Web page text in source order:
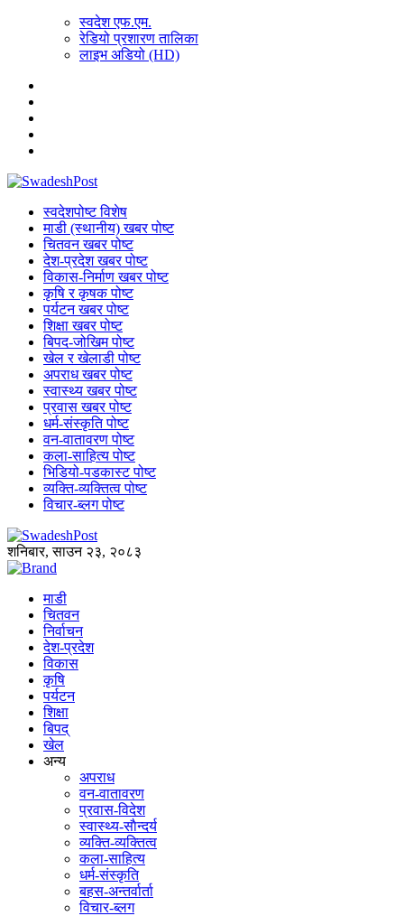
स्वदेश एफ.एम.
रेडियो प्रशारण तालिका
लाइभ अडियो (HD)
स्वदेशपोष्ट विशेष
माडी (स्थानीय) खबर पोष्ट
चितवन खबर पोष्ट
देश-प्रदेश खबर पोष्ट
विकास-निर्माण खबर पोष्ट
कृषि र कृषक पोष्ट
पर्यटन खबर पोष्ट
शिक्षा खबर पोष्ट
बिपद-जोखिम पोष्ट
खेल र खेलाडी पोष्ट
अपराध खबर पोष्ट
स्वास्थ्य खबर पोष्ट
प्रवास खबर पोष्ट
धर्म-संस्कृति पोष्ट
वन-वातावरण पोष्ट
कला-साहित्य पोष्ट
भिडियो-पडकास्ट पोष्ट
व्यक्ति-व्यक्तित्व पोष्ट
विचार-ब्लग पोष्ट
शनिबार, साउन २३, २०८३
माडी
चितवन
निर्वाचन
देश-प्रदेश
विकास
कृषि
पर्यटन
शिक्षा
बिपद्
खेल
अन्य
अपराध
वन-वातावरण
प्रवास-विदेश
स्वास्थ्य-साैन्दर्य
व्यक्ति-व्यक्तित्व
कला-साहित्य
धर्म-संस्कृति
बहस-अन्तर्वार्ता
विचार-ब्लग